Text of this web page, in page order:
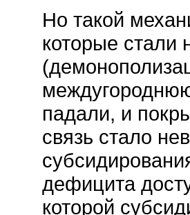
Но такой
которые стали
падали, и
связь стало
дефицита
которой